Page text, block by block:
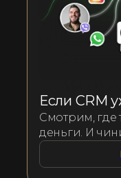
Если CRM
Смотрим, где
деньги. И